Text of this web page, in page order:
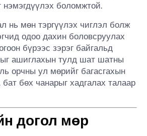
боломжтой.
нь мөн тэргүүлэх чиглэл болж
одоо дахин боловсруулах
бүрээс зэрэг байгальд
ашиглахын тулд шат шатны
орчны ул мөрийг багасгахын
бат бөх чанарыг хадгалах талаар
догол мөр